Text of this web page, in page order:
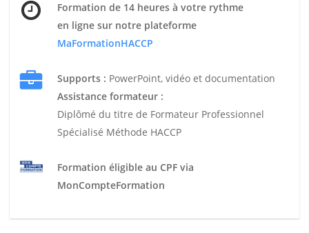
Formation de 14 heures à votre rythme
en ligne sur notre plateforme
MaFormationHACCP
Supports : PowerPoint, vidéo et documentation
Assistance formateur :
Diplômé du titre de Formateur Professionnel
Spécialisé Méthode HACCP
Formation éligible au CPF via
MonCompteFormation